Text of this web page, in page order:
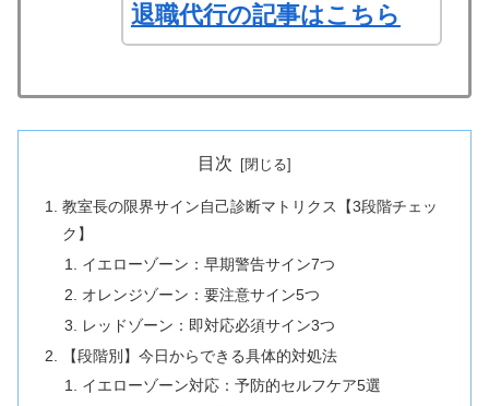
退職代行の記事はこちら
目次
教室長の限界サイン自己診断マトリクス【3段階チェッ
ク】
イエローゾーン：早期警告サイン7つ
オレンジゾーン：要注意サイン5つ
レッドゾーン：即対応必須サイン3つ
【段階別】今日からできる具体的対処法
イエローゾーン対応：予防的セルフケア5選